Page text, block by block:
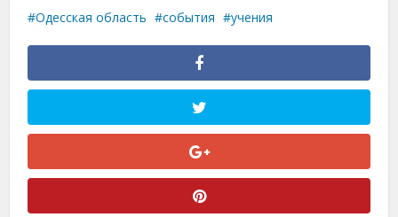
Одесская область события учения